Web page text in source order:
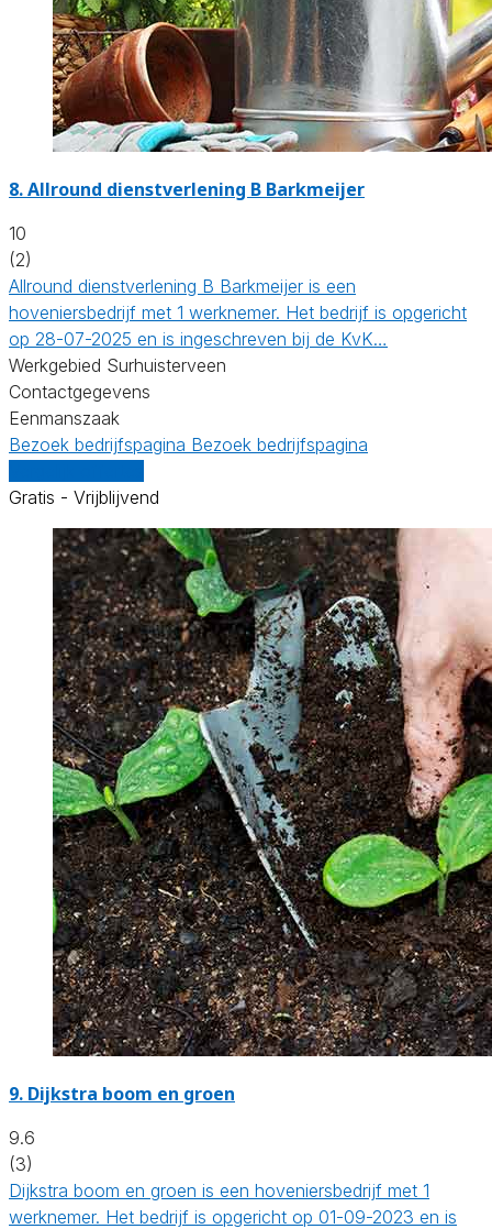
8.Allround dienstverlening B Barkmeijer
10
(2)
Allround dienstverlening B Barkmeijer is een
hoveniersbedrijf met 1 werknemer. Het bedrijf is opgericht
op 28-07-2025 en is ingeschreven bij de KvK…
Werkgebied Surhuisterveen
Contactgegevens
Eenmanszaak
Bezoek bedrijfspagina Bezoek bedrijfspagina
Gratis - Vrijblijvend
9. Dijkstra boom en groen
9.6
(3)
Dijkstra boom en groen is een hoveniersbedrijf met 1
werknemer. Het bedrijf is opgericht op 01-09-2023 en is